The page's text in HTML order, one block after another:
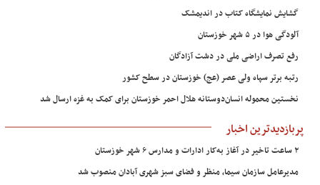
گشایش نمایشگاه کتاب در اندیمشک
آلودگی هوا در ۵ شهر خوزستان
رفع تصرف اراضی ملی در دشت آزادگان
رتبه برتر سپاه ولی عصر (عج) خوزستان در سطح کشور
نخستین محموله انسان‌دوستانه هلال احمر خوزستان برای کمک به غزه ارسال شد
پربازدیدترین اخبار
۲ ساعت تاخیر در آغاز به‌کار ادارات و مدارس ۶ شهر خوزستان
مدیرعامل سازمان سیما، منظر و فضای سبز شهری آبادان منصوب شد